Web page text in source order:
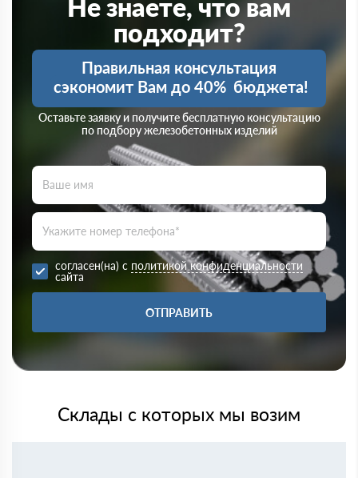
Не знаете, что вам
подходит?
Правильная консультация
сэкономит Вам до 40% бюджета!
Оставьте заявку и получите бесплатную консультацию
по подбору железобетонных изделий
согласен(на) с политикой конфиденциальности
сайта
ОТПРАВИТЬ
Склады с которых мы возим